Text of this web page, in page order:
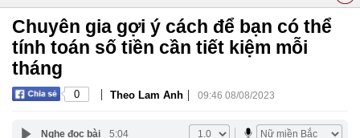
Chuyên gia gợi ý cách để bạn có thể
tính toán số tiền cần tiết kiệm mỗi
tháng
0 | Theo Lam Anh | 09:46 08/08/2023
Nghe đọc bài 5:04